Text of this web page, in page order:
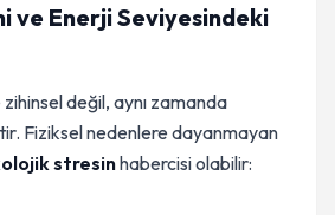
ve Enerji Seviyesindeki
zihinsel değil, aynı zamanda
Fiziksel nedenlere dayanmayan
stresinhabercisi olabilir: